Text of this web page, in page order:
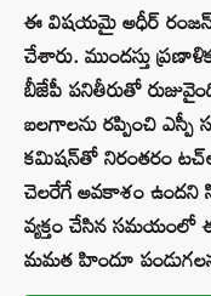
ఈ విషయమై అధీర్
చేశారు. ముందస్తు
బీజేపీ పనితీరుతో
బలగాలను రప్పించి ఎస్పీ
కమిషన్‌తో నిరంతరం
చెలరేగే అవకాశం ఉందని
వ్యక్తం చేసిన
మమత హిందూ